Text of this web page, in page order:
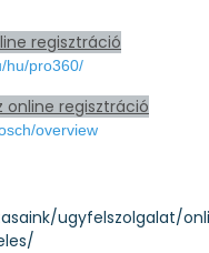
regisztráció
hu/pro360/
online regisztráció
overview
ugyfelszolgalat/